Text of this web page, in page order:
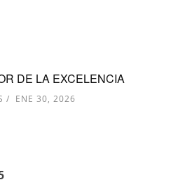
DE LA EXCELENCIA
ENE 30, 2026